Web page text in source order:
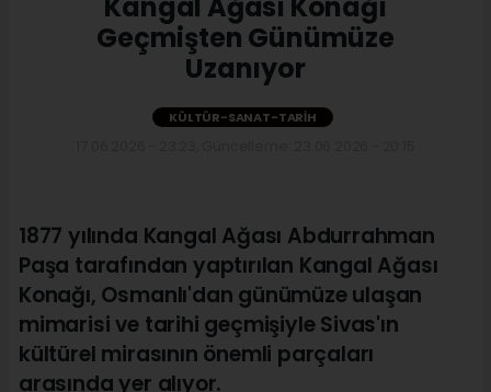
Geçmişten Günümüze
Uzanıyor
KÜLTÜR-SANAT-TARIH
1877 yılında Kangal Ağası Abdurrahman
Paşa tarafından yaptırılan Kangal Ağası
Konağı, Osmanlı'dan günümüze ulaşan
mimarisi ve tarihi geçmişiyle Sivas'ın
kültürel mirasının önemli parçaları
arasında yer alıyor.